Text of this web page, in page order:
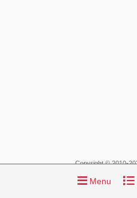
Menu
Copyright © 2010-
Archives
気ままにSS